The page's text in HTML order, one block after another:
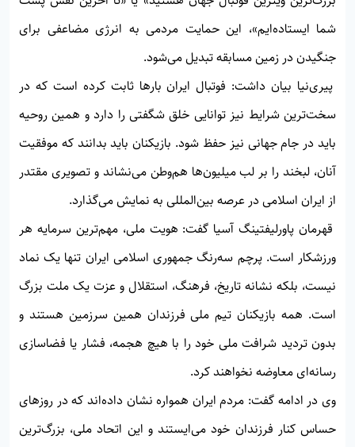
شما ایستاده‌ایم»، این حمایت مردمی به انرژی مضاعفی برای
جنگیدن در زمین مسابقه تبدیل می‌شود.
پیری‌نیا بیان داشت: فوتبال ایران بارها ثابت کرده است که در
سخت‌ترین شرایط نیز توانایی خلق شگفتی را دارد و همین روحیه
باید در جام جهانی نیز حفظ شود. بازیکنان باید بدانند که موفقیت
آنان، لبخند را بر لب میلیون‌ها هم‌وطن می‌نشاند و تصویری مقتدر
از ایران اسلامی در عرصه بین‌المللی به نمایش می‌گذارد.
قهرمان پاورلیفتینگ آسیا گفت: هویت ملی، مهم‌ترین سرمایه هر
ورزشکار است. پرچم سه‌رنگ جمهوری اسلامی ایران تنها یک نماد
نیست، بلکه نشانه تاریخ، فرهنگ، استقلال و عزت یک ملت بزرگ
است. همه بازیکنان تیم ملی فرزندان همین سرزمین هستند و
بدون تردید شرافت ملی خود را با هیچ هجمه، فشار یا فضاسازی
رسانه‌ای معاوضه نخواهند کرد.
وی در ادامه گفت: مردم ایران همواره نشان داده‌اند که در روزهای
حساس کنار فرزندان خود می‌ایستند و این اتحاد ملی، بزرگ‌ترین